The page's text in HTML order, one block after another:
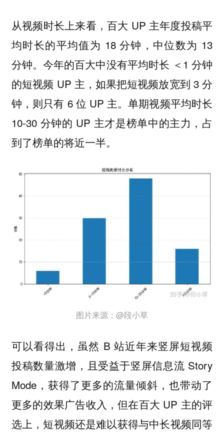
从视频时长上来看，百大 UP 主年度投稿平
均时长的平均值为 18 分钟，中位数为 13
分钟。今年的百大中没有平均时长 ＜1 分钟
的短视频 UP 主，如果把短视频放宽到 3 分
钟，则只有 6 位 UP 主。单期视频平均时长
10-30 分钟的 UP 主才是榜单中的主力，占
到了榜单的将近一半。
图片来源：@段小草
可以看得出，虽然 B 站近年来竖屏短视频
投稿数量激增，且受益于竖屏信息流 Story
Mode，获得了更多的流量倾斜，也带动了
更多的效果广告收入，但在百大 UP 主的评
选上，短视频还是难以获得与中长视频同等